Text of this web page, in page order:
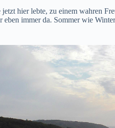
hier lebte, zu einem wahren
immer da. Sommer wie